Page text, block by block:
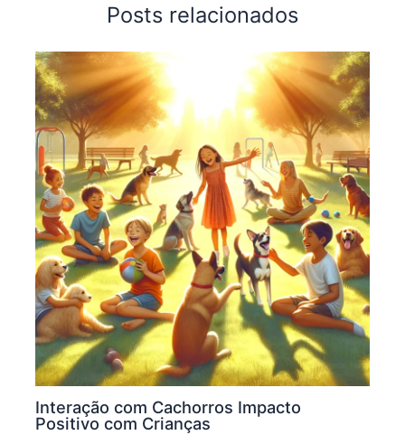
Posts relacionados
Interação com Cachorros Impacto
Positivo com Crianças